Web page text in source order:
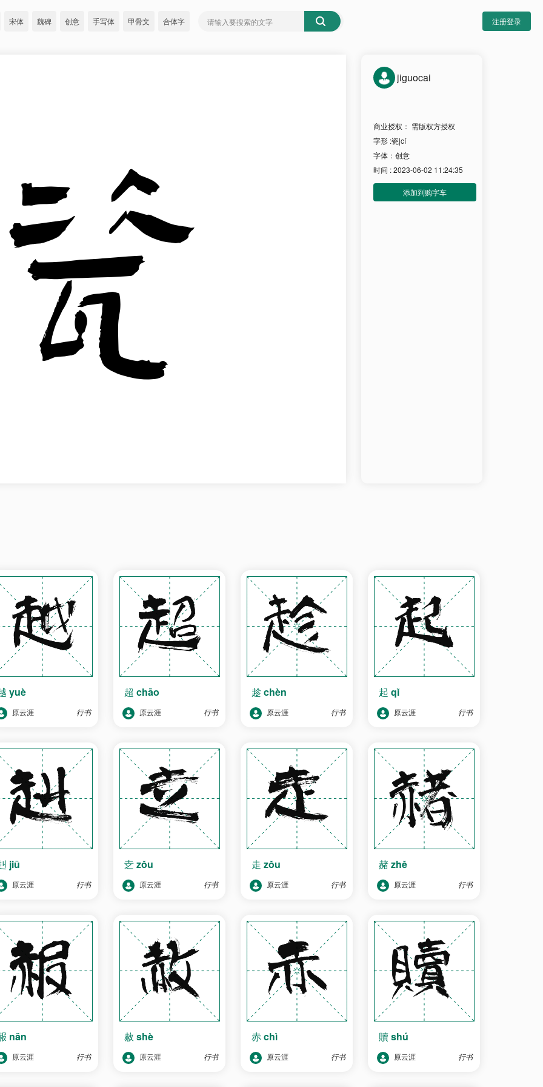
宋体 魏碑 创意 手写体 甲骨文 合体字 注册登录
jiguocai
商业授权： 需版权方授权
字形 :瓷|cí
字体：创意
时间 : 2023-06-02 11:24:35
添加到购字车
yuè
原云涯 行书
超 chāo
原云涯 行书
趁chèn
原云涯 行书
起 qǐ
原云涯 行书
jiū
原云涯 行书
赱zǒu
原云涯 行书
走 zǒu
原云涯 行书
赭zhě
原云涯 行书
nǎn
原云涯 行书
赦 shè
原云涯 行书
赤chì
原云涯 行书
贖shú
原云涯 行书